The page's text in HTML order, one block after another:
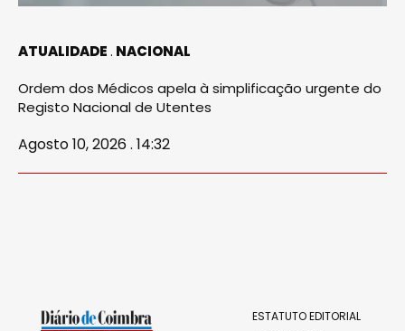
ATUALIDADE NACIONAL
Ordem dos Médicos apela à simplificação urgente do
Registo Nacional de Utentes
Agosto 10, 2026 . 14:32
ESTATUTO EDITORIAL